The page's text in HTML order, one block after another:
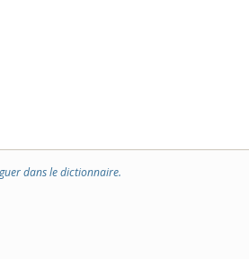
dans le dictionnaire.